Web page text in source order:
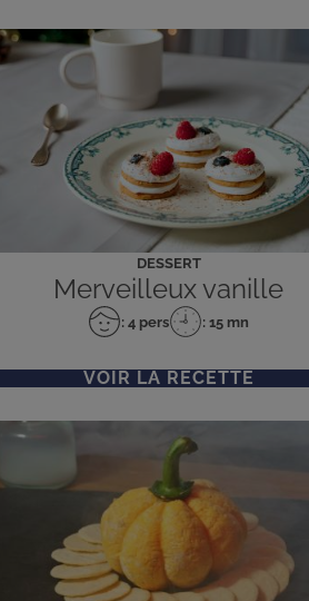
DESSERT
Merveilleux vanille
Nombre
personnes
: 4 pers
Temps
préparation
: 15 mn
VOIR LA RECETTE